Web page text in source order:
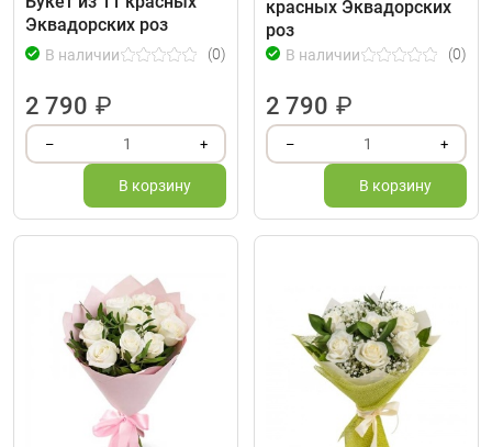
Эквадорских роз
В наличии (0)
2 790 ₽
– 1 +
В корзину
красных Эквадорских
роз
В наличии (0)
2 790 ₽
– 1 +
В корзину